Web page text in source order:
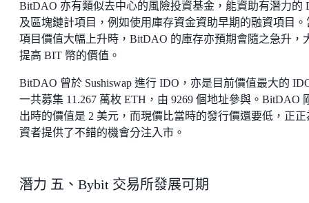
BitDAO 亦有類似去中心的風險投資基金，能資助有潛力的
及區塊鏈計項目，例如使用庫存資金資助早期的融資項目。
項目價值大幅上升時，BitDAO 的庫存亦預期會隨之急升，
提高 BIT 幣的價值。
BitDAO 曾於 Sushiswap 進行 IDO，亦是目前價值最大的
一共募集 11.267 萬枚 ETH，由 9269 個地址參與。BitDAO
出時的價值是 2 美元，而現價比當時的發行價還要低，正正
資者提供了不錯的機會分注入市。
潛力 五、Bybit 交易所發展可期